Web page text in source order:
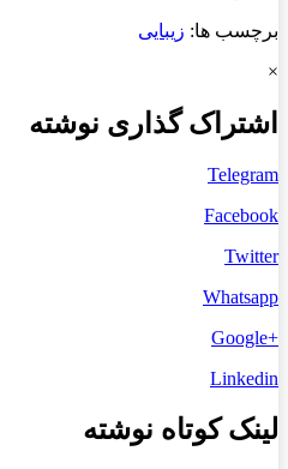
برچسب ها: زیبایی
×
اشتراک گذاری نوشته
Telegram
Facebook
Twitter
Whatsapp
+Google
Linkedin
لینک کوتاه نوشته